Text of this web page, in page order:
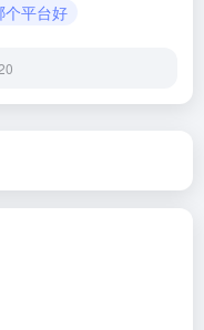
个平台好